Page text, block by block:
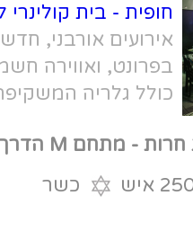
לאירועים- מתחם
עם קולינריה
חלל האירועים
לים, ואולם
שקוף.